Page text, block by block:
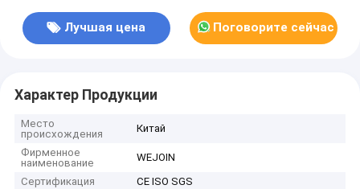
Лучшая цена Поговорите сейчас
Характер Продукции
Место
происхождения
Китай
Фирменное
наименование
WEJOIN
Сертификация
CE ISO SGS